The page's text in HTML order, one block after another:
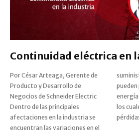
Continuidad eléctrica en
Por César Arteaga, Gerente de
Producto y Desarrollo de
Negocios de Schneider Electric
Dentro de las principales
afectaciones en la industria se
encuentran las variaciones en el
suministro eléctrico, donde se
pueden presentar desde picos de
energía hasta apagones totales,
los cuales, pueden generar